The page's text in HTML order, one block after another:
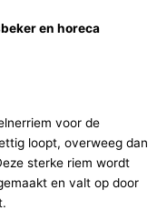
en horeca
voor de
loopt, overweeg dan
sterke riem wordt
en valt op door